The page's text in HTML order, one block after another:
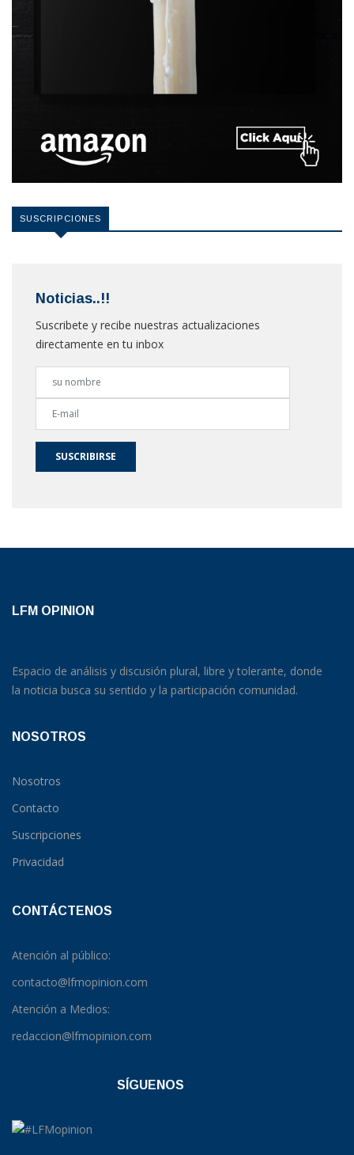
SUSCRIPCIONES
Noticias..!!
Suscribete y recibe nuestras actualizaciones
directamente en tu inbox
SUSCRIBIRSE
LFM OPINION
Espacio de análisis y discusión plural, libre y tolerante, donde
la noticia busca su sentido y la participación comunidad.
NOSOTROS
Nosotros
Contacto
Suscripciones
Privacidad
CONTÁCTENOS
Atención al público:
contacto@lfmopinion.com
Atención a Medios:
redaccion@lfmopinion.com
SÍGUENOS